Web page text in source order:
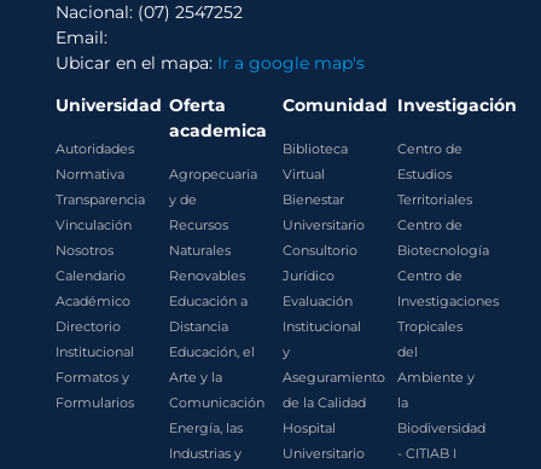
Nacional: (07) 2547252
Email:
Ubicar en el mapa: Ir a google map's
Universidad
Autoridades
Normativa
Transparencia
Vinculación
Nosotros
Calendario
Académico
Directorio
Institucional
Formatos y
Formularios
Oferta
academica
Agropecuaria
y de
Recursos
Naturales
Renovables
Educación a
Distancia
Educación, el
Arte y la
Comunicación
Energía, las
Industrias y
Comunidad
Biblioteca
Virtual
Bienestar
Universitario
Consultorio
Jurídico
Evaluación
Institucional
y
Aseguramiento
de la Calidad
Hospital
Universitario
Investigación
Centro de
Estudios
Territoriales
Centro de
Biotecnología
Centro de
Investigaciones
Tropicales
del
Ambiente y
la
Biodiversidad
- CITIAB I